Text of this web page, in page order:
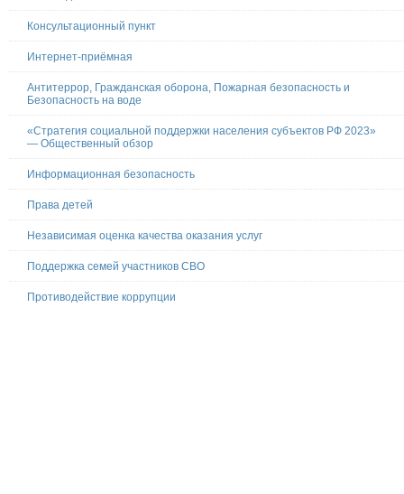
Консультационный пункт
Интернет-приёмная
Антитеррор, Гражданская оборона, Пожарная безопасность и
Безопасность на воде
«Стратегия социальной поддержки населения субъектов РФ 2023»
— Общественный обзор
Информационная безопасность
Права детей
Независимая оценка качества оказания услуг
Поддержка семей участников СВО
Противодействие коррупции